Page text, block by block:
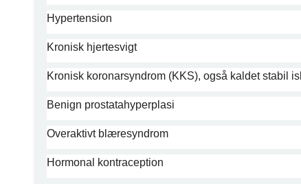
Hypertension
Kronisk hjertesvigt
Kronisk koronarsyndrom (KKS), også kaldet stabil
Benign prostatahyperplasi
Overaktivt blæresyndrom
Hormonal kontraception